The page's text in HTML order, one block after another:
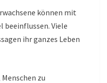
können mit
beeinflussen. Viele
ihr ganzes Leben
zu